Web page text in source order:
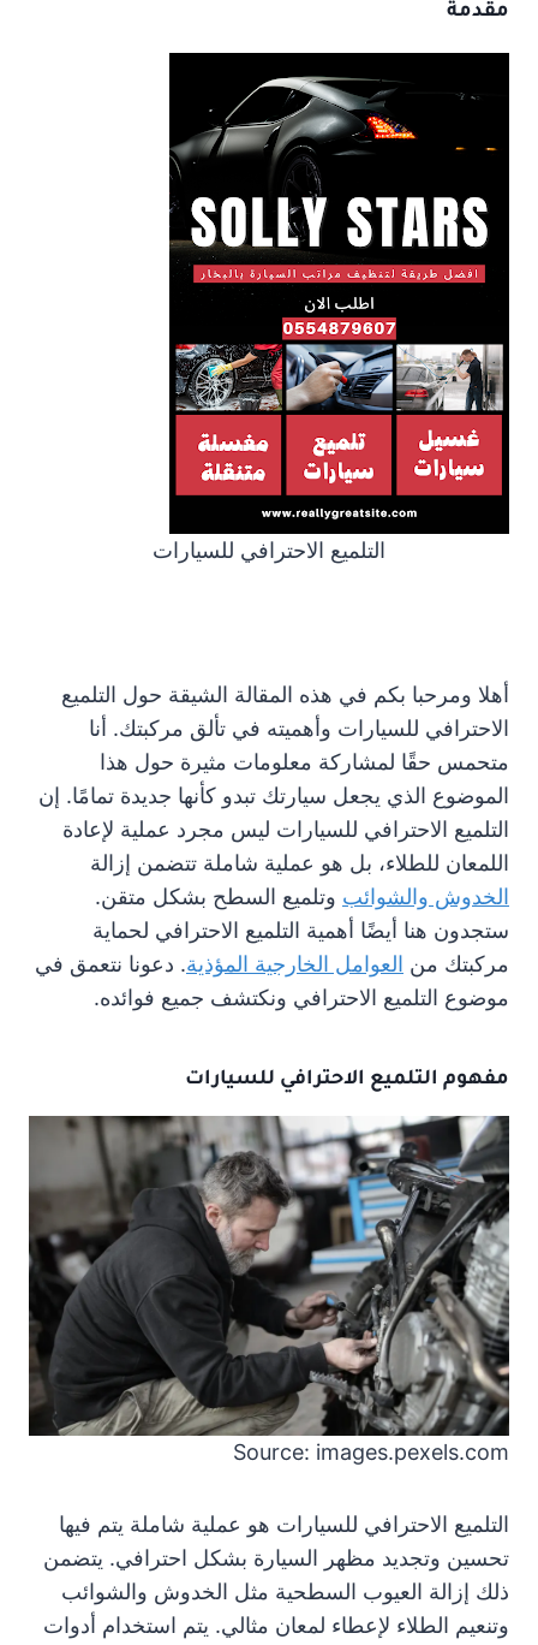
مقدمة
التلميع الاحترافي للسيارات
أهلا ومرحبا بكم في هذه المقالة الشيقة حول التلميع
الاحترافي للسيارات وأهميته في تألق مركبتك. أنا
متحمس حقًا لمشاركة معلومات مثيرة حول هذا
الموضوع الذي يجعل سيارتك تبدو كأنها جديدة تمامًا. إن
التلميع الاحترافي للسيارات ليس مجرد عملية لإعادة
اللمعان للطلاء، بل هو عملية شاملة تتضمن إزالة
الخدوش والشوائب وتلميع السطح بشكل متقن.
ستجدون هنا أيضًا أهمية التلميع الاحترافي لحماية
مركبتك من العوامل الخارجية المؤذية. دعونا نتعمق في
موضوع التلميع الاحترافي ونكتشف جميع فوائده.
مفهوم التلميع الاحترافي للسيارات
Source: images.pexels.com
التلميع الاحترافي للسيارات هو عملية شاملة يتم فيها
تحسين وتجديد مظهر السيارة بشكل احترافي. يتضمن
ذلك إزالة العيوب السطحية مثل الخدوش والشوائب
وتنعيم الطلاء لإعطاء لمعان مثالي. يتم استخدام أدوات